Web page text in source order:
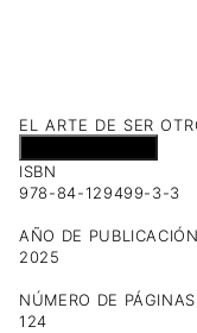
EL ARTE DE SER
ISBN
978-84-129499-3-3
AÑO DE PUBLICACIÓN
2025
NÚMERO DE PÁGINAS
124